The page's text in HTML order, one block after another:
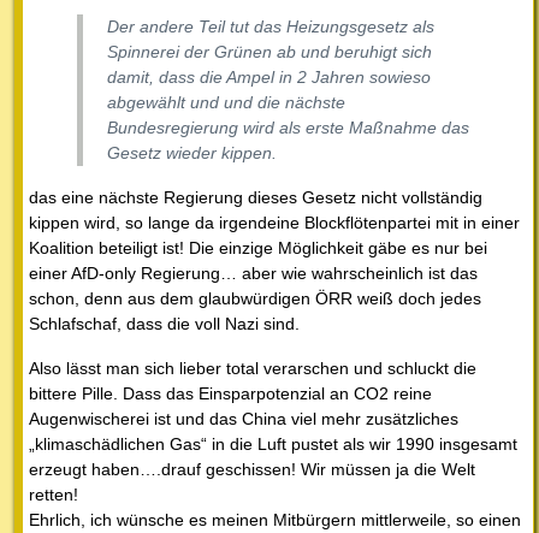
Der andere Teil tut das Heizungsgesetz als
Spinnerei der Grünen ab und beruhigt sich
damit, dass die Ampel in 2 Jahren sowieso
abgewählt und und die nächste
Bundesregierung wird als erste Maßnahme das
Gesetz wieder kippen.
das eine nächste Regierung dieses Gesetz nicht vollständig
kippen wird, so lange da irgendeine Blockflötenpartei mit in einer
Koalition beteiligt ist! Die einzige Möglichkeit gäbe es nur bei
einer AfD-only Regierung… aber wie wahrscheinlich ist das
schon, denn aus dem glaubwürdigen ÖRR weiß doch jedes
Schlafschaf, dass die voll Nazi sind.
Also lässt man sich lieber total verarschen und schluckt die
bittere Pille. Dass das Einsparpotenzial an CO2 reine
Augenwischerei ist und das China viel mehr zusätzliches
„klimaschädlichen Gas“ in die Luft pustet als wir 1990 insgesamt
erzeugt haben….drauf geschissen! Wir müssen ja die Welt
retten!
Ehrlich, ich wünsche es meinen Mitbürgern mittlerweile, so einen